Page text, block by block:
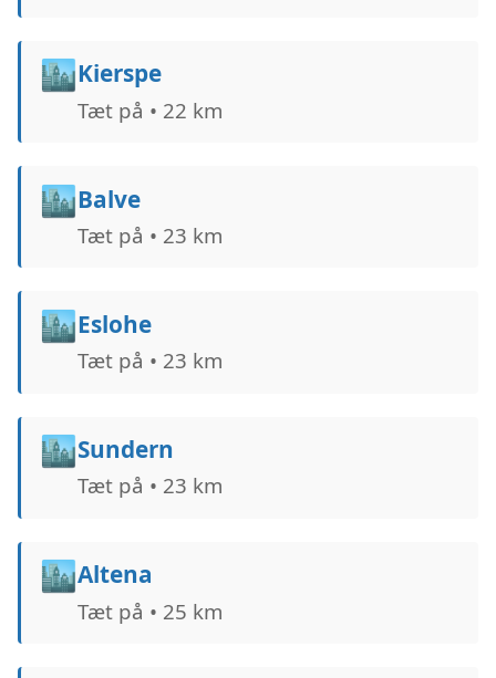
🏙️Kierspe
Tæt på • 22 km
🏙️Balve
Tæt på • 23 km
🏙️Eslohe
Tæt på • 23 km
🏙️Sundern
Tæt på • 23 km
🏙️Altena
Tæt på • 25 km